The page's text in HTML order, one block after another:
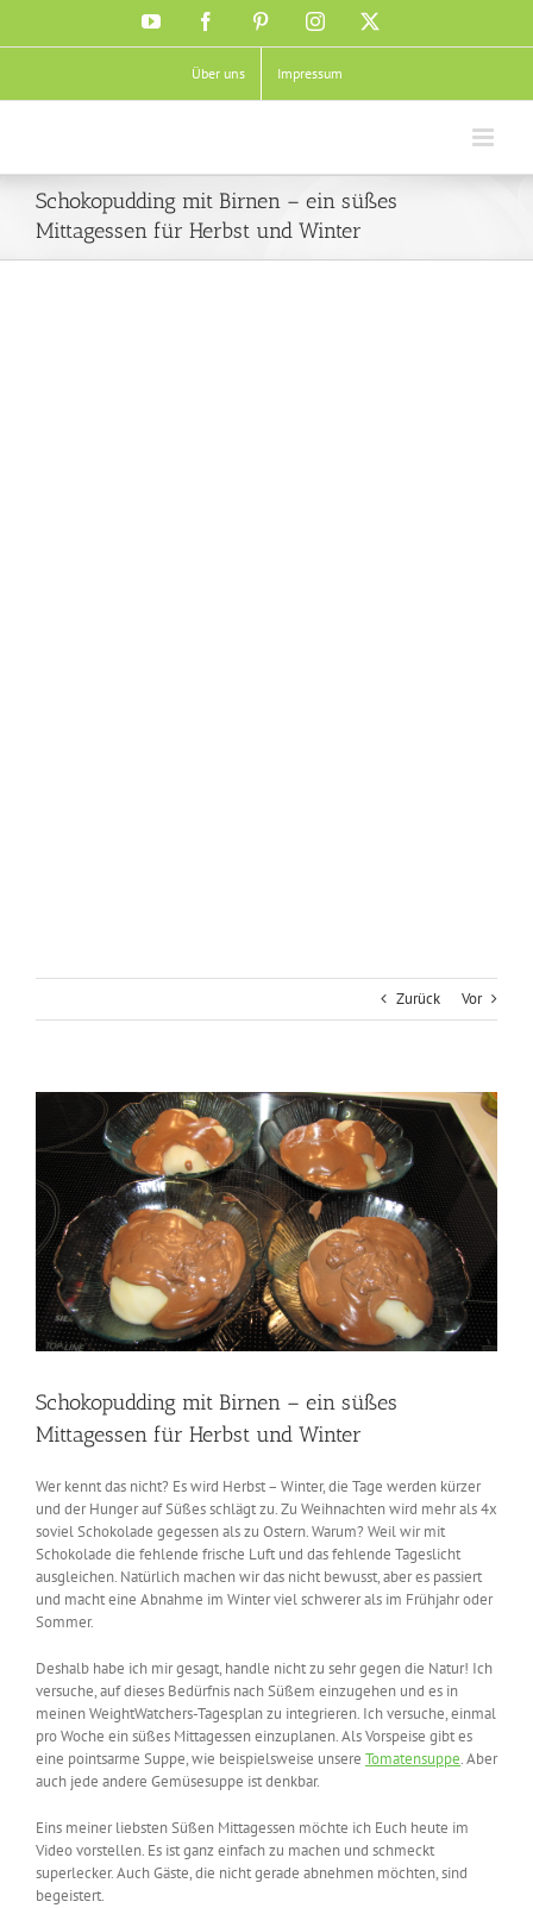
YouTube FacebookPinterestInstagram
Über uns Impressum
Schokopudding mit Birnen – ein süßes
Mittagessen für Herbst und Winter
Zurück Vor
grösseres
Bild
Schokopudding mit Birnen – ein süßes
Mittagessen für Herbst und Winter
Wer kennt das nicht? Es wird Herbst – Winter, die Tage werden kürzer
und der Hunger auf Süßes schlägt zu. Zu Weihnachten wird mehr als 4x
soviel Schokolade gegessen als zu Ostern. Warum? Weil wir mit
Schokolade die fehlende frische Luft und das fehlende Tageslicht
ausgleichen. Natürlich machen wir das nicht bewusst, aber es passiert
und macht eine Abnahme im Winter viel schwerer als im Frühjahr oder
Sommer.
Deshalb habe ich mir gesagt, handle nicht zu sehr gegen die Natur! Ich
versuche, auf dieses Bedürfnis nach Süßem einzugehen und es in
meinen WeightWatchers-Tagesplan zu integrieren. Ich versuche, einmal
pro Woche ein süßes Mittagessen einzuplanen. Als Vorspeise gibt es
eine pointsarme Suppe, wie beispielsweise unsere Tomatensuppe. Aber
auch jede andere Gemüsesuppe ist denkbar.
Eins meiner liebsten Süßen Mittagessen möchte ich Euch heute im
Video vorstellen. Es ist ganz einfach zu machen und schmeckt
superlecker. Auch Gäste, die nicht gerade abnehmen möchten, sind
begeistert.